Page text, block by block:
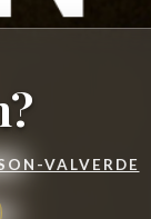
VALVERDE